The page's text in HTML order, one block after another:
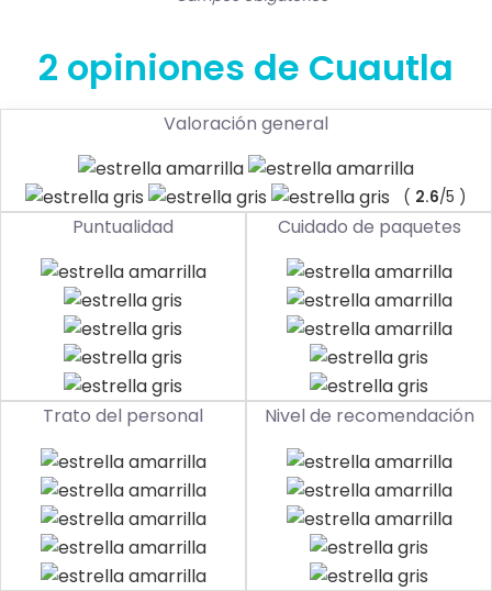
2 opiniones de Cuautla
Valoración general
( 2.6/5 )
Puntualidad Cuidado de paquetes
Trato del personal Nivel de recomendación